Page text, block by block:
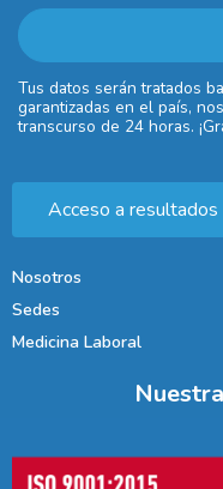
Tus datos serán tratados
garantizadas en el país,
transcurso de 24 horas.
Acceso a resultados
Nosotros
Sedes
Medicina Laboral